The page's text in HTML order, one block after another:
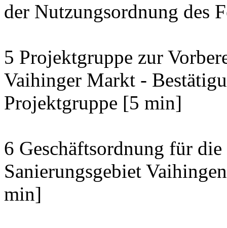
der Nutzungsordnung des
5 Projektgruppe zur
Vaihinger Markt -
Projektgruppe [5 min]
6 Geschäftsordnung für
Sanierungsgebiet
min]